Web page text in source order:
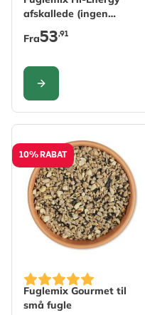
afskallede (ingen
ukrudt)
Fra53,91
KONFIGURER
10% RABAT
Fuglemix Gourmet til
små fugle
The price depends on